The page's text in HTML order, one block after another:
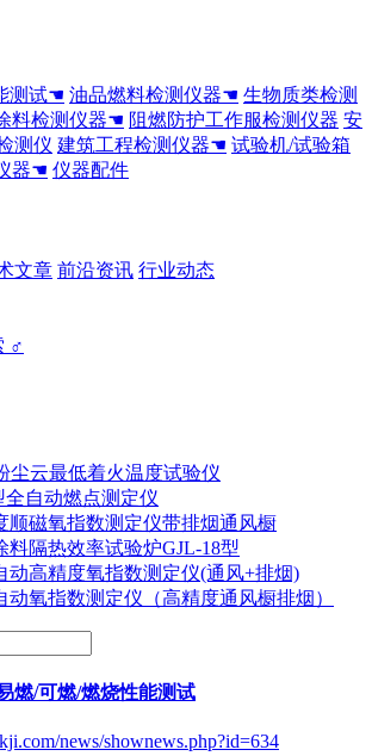
测试☚ 油品燃料检测仪器☚ 生物质类检测
料检测仪器☚ 阻燃防护工作服检测仪器 安
测仪 建筑工程检测仪器☚ 试验机/试验箱
器☚ 仪器配件
文章 前沿资讯 行业动态
♂
尘云最低着火温度试验仪
全自动燃点测定仪
顺磁氧指数测定仪带排烟通风橱
料隔热效率试验炉GJL-18型
动高精度氧指数测定仪(通风+排烟)
动氧指数测定仪（高精度通风橱排烟）
燃/可燃/燃烧性能测试
news/shownews.php?id=634